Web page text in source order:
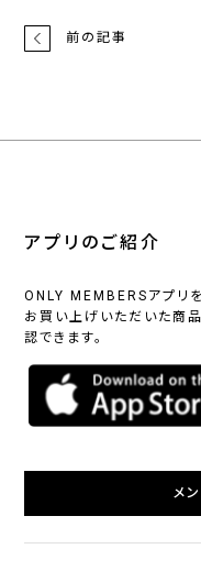
前の記事
アプリのご紹介
ONLY MEMBERSアプリを
お買い上げいただいた商
認できます。
メ